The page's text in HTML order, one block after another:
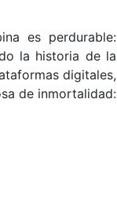
es perdurable:
la historia de la
digitales,
de inmortalidad: